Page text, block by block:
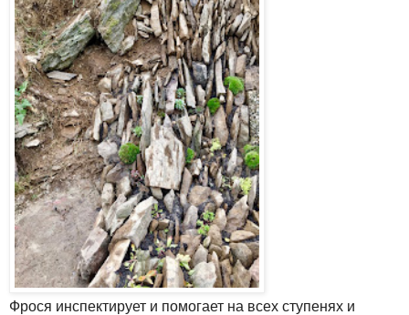
Фрося инспектирует и помогает на всех ступенях и